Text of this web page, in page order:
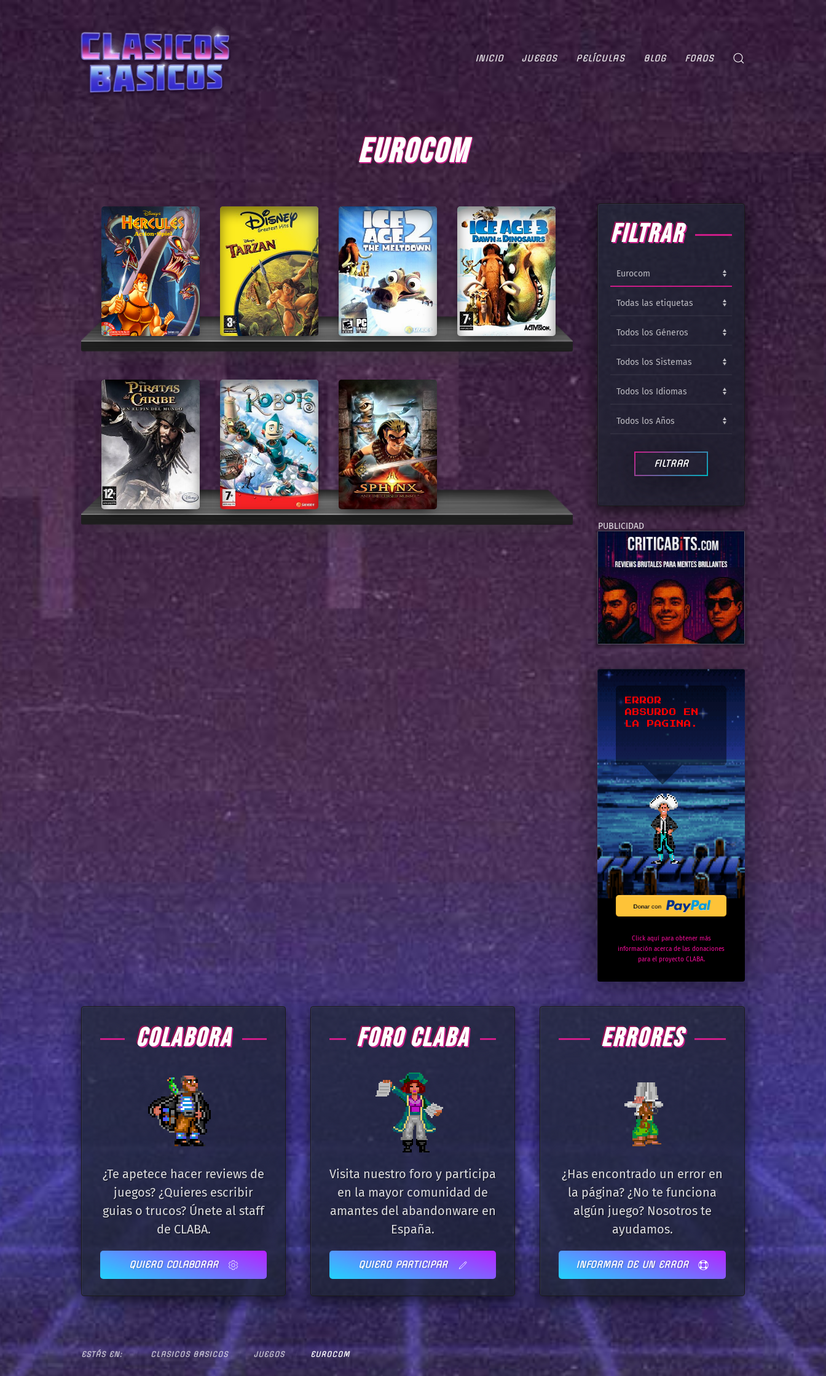
INICIO JUEGOS PELÍCULAS BLOG FOROS
EUROCOM
FILTRAR
*UPSSS*
Click aquí para obtener más
información acerca de las donaciones
para el proyecto CLABA.
COLABORA
¿Te apetece hacer reviews de
juegos? ¿Quieres escribir
guias o trucos? Únete al staff
de CLABA.
QUIERO COLABORAR
FORO CLABA
Visita nuestro foro y participa
en la mayor comunidad de
amantes del abandonware en
España.
QUIERO PARTICIPAR
ERRORES
¿Has encontrado un error en
la página? ¿No te funciona
algún juego? Nosotros te
ayudamos.
INFORMAR DE UN ERROR
ESTÁS EN: CLASICOS BASICOS JUEGOS EUROCOM